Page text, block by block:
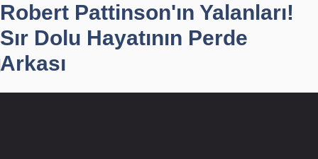
Robert Pattinson'ın Yalanları!
Sır Dolu Hayatının Perde
Arkası